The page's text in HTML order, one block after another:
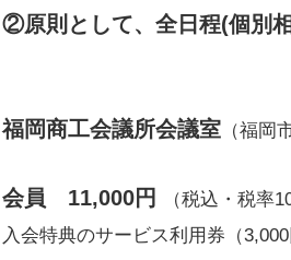
②原則として、全日程(個別
福岡商工会議所会議室（福岡
会員 11,000円 （税込・税率
入会特典のサービス利用券（